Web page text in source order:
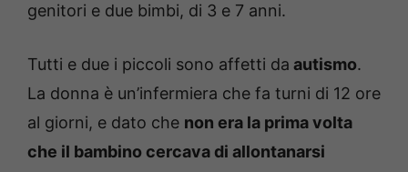
genitori e due bimbi, di 3 e 7 anni.
Tutti e due i piccoli sono affetti da autismo.
La donna è un’infermiera che fa turni di 12 ore
al giorni, e dato che non era la prima volta
che il bambino cercava di allontanarsi